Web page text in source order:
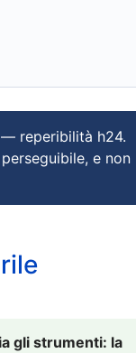
— reperibilità h24.
e non
gli strumenti: la